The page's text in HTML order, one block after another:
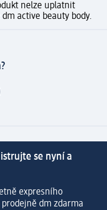
nelze uplatnit
active beauty body.
se nyní a
expresního
dm zdarma